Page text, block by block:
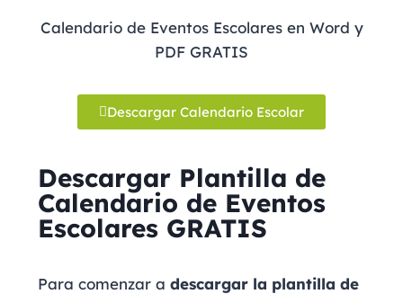
Calendario de Eventos Escolares en Word y
PDF GRATIS
Descargar Calendario Escolar
Descargar Plantilla de
Calendario de Eventos
Escolares GRATIS
Para comenzar a descargar la plantilla de